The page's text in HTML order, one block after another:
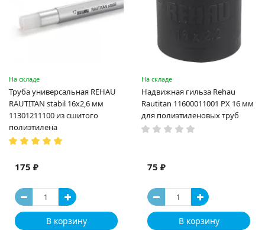
На складе
Труба универсальная REHAU
RAUTITAN stabil 16х2,6 мм
11301211100 из сшитого
полиэтилена
175 ₽
В корзину
На складе
Надвижная гильза Rehau
Rautitan 11600011001 PX 16 мм
для полиэтиленовых труб
75 ₽
В корзину